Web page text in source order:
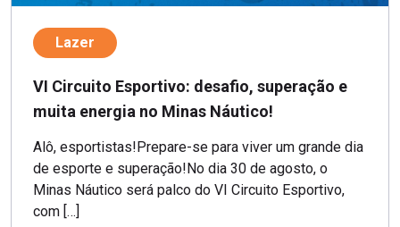
Lazer
VI Circuito Esportivo: desafio, superação e
muita energia no Minas Náutico!
Alô, esportistas!Prepare-se para viver um grande dia
de esporte e superação!No dia 30 de agosto, o
Minas Náutico será palco do VI Circuito Esportivo,
com […]